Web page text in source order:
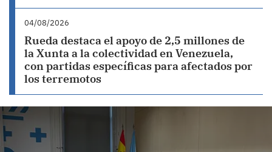
04/08/2026
Rueda destaca el apoyo de 2,5 millones de
la Xunta a la colectividad en Venezuela,
con partidas específicas para afectados por
los terremotos